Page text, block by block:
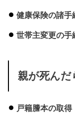
健康保険の諸手
世帯主変更の手
親が死んだ
戸籍謄本の取得